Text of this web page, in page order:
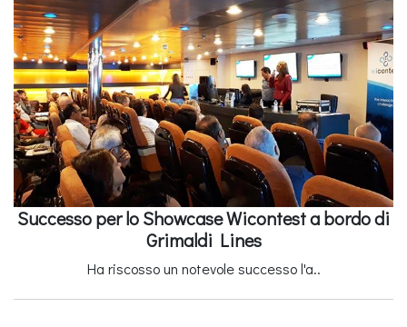
Successo per lo Showcase Wicontest a bordo di
Grimaldi Lines
Ha riscosso un notevole successo l'a..